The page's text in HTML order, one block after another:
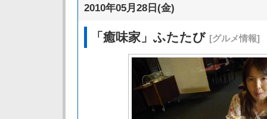
2010年05月28日(金)
「癒味家」ふたたび [グルメ情報]